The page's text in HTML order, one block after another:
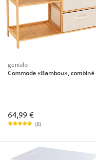
genialo
Commode «Bambou», combiné
64,99 €
(8)